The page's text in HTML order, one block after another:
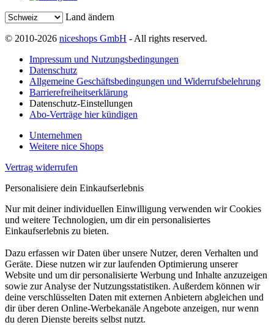
Land ändern
© 2010-2026 niceshops GmbH - All rights reserved.
Impressum und Nutzungsbedingungen
Datenschutz
Allgemeine Geschäftsbedingungen und Widerrufsbelehrung
Barrierefreiheitserklärung
Datenschutz-Einstellungen
Abo-Verträge hier kündigen
Unternehmen
Weitere nice Shops
Vertrag widerrufen
Personalisiere dein Einkaufserlebnis
Nur mit deiner individuellen Einwilligung verwenden wir Cookies
und weitere Technologien, um dir ein personalisiertes
Einkaufserlebnis zu bieten.
Dazu erfassen wir Daten über unsere Nutzer, deren Verhalten und
Geräte. Diese nutzen wir zur laufenden Optimierung unserer
Website und um dir personalisierte Werbung und Inhalte anzuzeigen
sowie zur Analyse der Nutzungsstatistiken. Außerdem können wir
deine verschlüsselten Daten mit externen Anbietern abgleichen und
dir über deren Online-Werbekanäle Angebote anzeigen, nur wenn
du deren Dienste bereits selbst nutzt.